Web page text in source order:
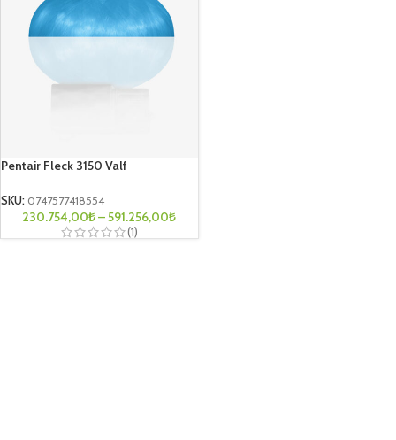
Pentair Fleck 3150 Valf
SKU: 0747577418554
230.754,00₺–591.256,00₺
(1)